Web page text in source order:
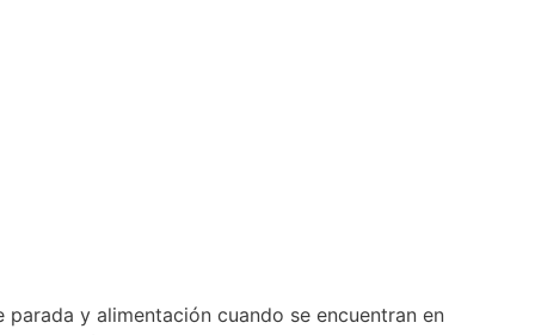
y alimentación cuando se encuentran en